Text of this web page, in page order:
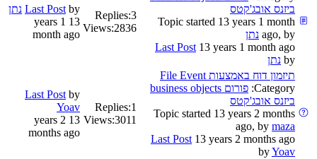
ביזנס אובג'קטס
Topic started 13 years 1 month
ago, by נתן
Last Post 13 years 1 month ago
by נתן
Replies:3
Views:2836
Last Post by
נתן
13 years 1
month ago
תיזמון דוח באמצעות File Event
Category:
פורום business objects
ביזנס אובג'קטס
Topic started 13 years 2 months
ago, by maza
Last Post 13 years 2 months ago
byYoav
Replies:1
Views:3011
Last Post by
Yoav
13 years 2
months ago